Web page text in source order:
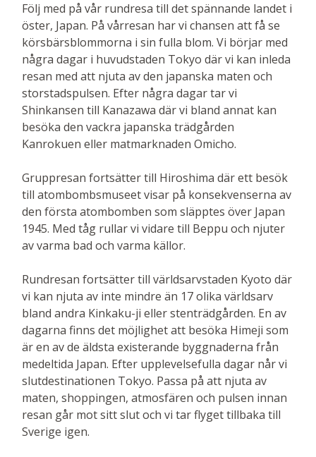
Följ med på vår rundresa till det spännande landet i
öster, Japan. På vårresan har vi chansen att få se
körsbärsblommorna i sin fulla blom. Vi börjar med
några dagar i huvudstaden Tokyo där vi kan inleda
resan med att njuta av den japanska maten och
storstadspulsen. Efter några dagar tar vi
Shinkansen till Kanazawa där vi bland annat kan
besöka den vackra japanska trädgården
Kanrokuen eller matmarknaden Omicho.
Gruppresan fortsätter till Hiroshima där ett besök
till atombombsmuseet visar på konsekvenserna av
den första atombomben som släpptes över Japan
1945. Med tåg rullar vi vidare till Beppu och njuter
av varma bad och varma källor.
Rundresan fortsätter till världsarvstaden Kyoto där
vi kan njuta av inte mindre än 17 olika världsarv
bland andra Kinkaku-ji eller stenträdgården. En av
dagarna finns det möjlighet att besöka Himeji som
är en av de äldsta existerande byggnaderna från
medeltida Japan. Efter upplevelsefulla dagar når vi
slutdestinationen Tokyo. Passa på att njuta av
maten, shoppingen, atmosfären och pulsen innan
resan går mot sitt slut och vi tar flyget tillbaka till
Sverige igen.